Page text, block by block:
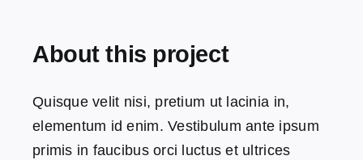
About this project
Quisque velit nisi, pretium ut lacinia in,
elementum id enim. Vestibulum ante ipsum
primis in faucibus orci luctus et ultrices